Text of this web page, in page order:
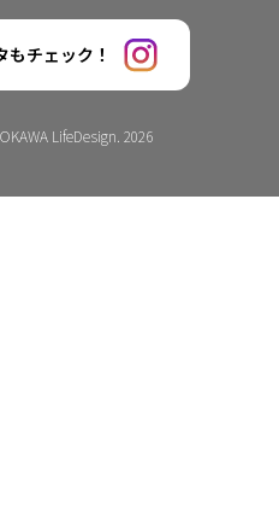
チェック！
LifeDesign. 2026